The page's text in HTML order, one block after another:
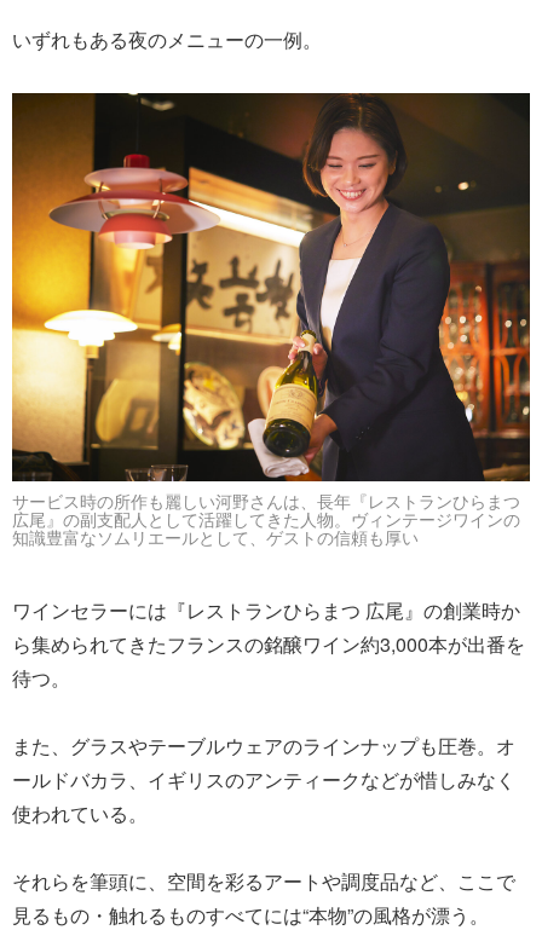
いずれもある夜のメニューの一例。
サービス時の所作も麗しい河野さんは、長年『レストランひらまつ
広尾』の副支配人として活躍してきた人物。ヴィンテージワインの
知識豊富なソムリエールとして、ゲストの信頼も厚い
ワインセラーには『レストランひらまつ 広尾』の創業時か
ら集められてきたフランスの銘醸ワイン約3,000本が出番を
待つ。
また、グラスやテーブルウェアのラインナップも圧巻。オ
ールドバカラ、イギリスのアンティークなどが惜しみなく
使われている。
それらを筆頭に、空間を彩るアートや調度品など、ここで
見るもの・触れるものすべてには“本物”の風格が漂う。